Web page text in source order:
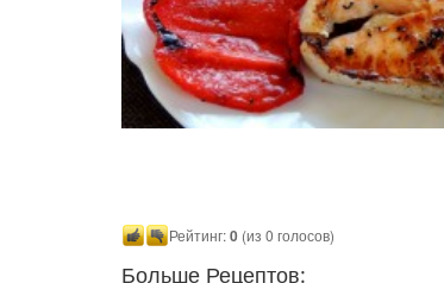
Рейтинг:0 (из 0 голосов)
Больше Рецептов: